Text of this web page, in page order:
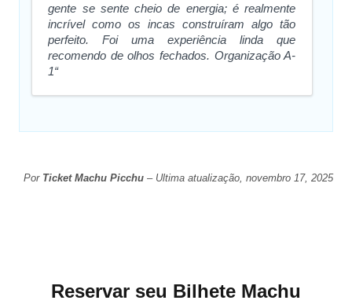
gente se sente cheio de energia; é realmente
incrível como os incas construíram algo tão
perfeito. Foi uma experiência linda que
recomendo de olhos fechados. Organização A-
1“
Por Ticket Machu Picchu– Ultima atualização, novembro 17, 2025
Reservar seu Bilhete Machu